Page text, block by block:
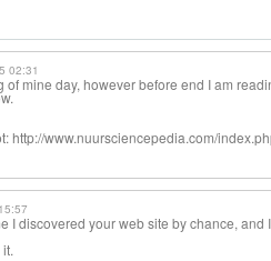
02:31
of mine day, however before end I am
http://www.nuursciencepedia.com/
I discovered your web site by chance,